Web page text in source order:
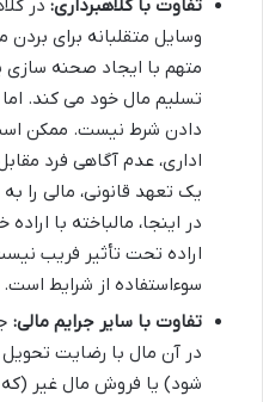
تفاوت با کلاهبرداری: در
وسایل متقلبانه برای
متهم با ایجاد صحنه سازی
تسلیم مال خود می کند.
دادن شرط نیست. ممکن
اداری، عدم آگاهی فرد
یک تعهد قانونی، مالی را
در اینجا، مالباخته با
اراده تحت تأثیر فریب
سوءاستفاده از شرایط است.
تفاوت با سایر جرایم مالی:
در آن مال با رضایت
شود) یا فروش مال غیر